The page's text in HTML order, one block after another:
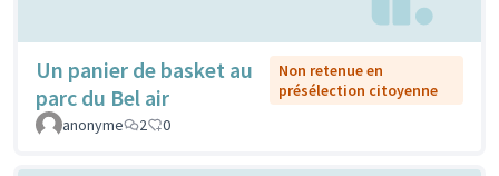
Un panier de basket au
parc du Bel air
Non retenue en
présélection citoyenne
anonyme
2 0